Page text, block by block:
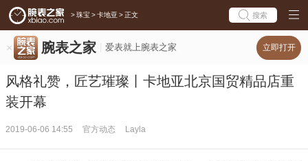
> 珠宝 > 卡地亚 > 正文 搜索
腕表之家 爱表就上腕表之家 立即打开
风格礼赞，匠艺璀璨丨卡地亚北京国贸精品店重
装开幕
2019-06-06 14:55 官方动态 Layla